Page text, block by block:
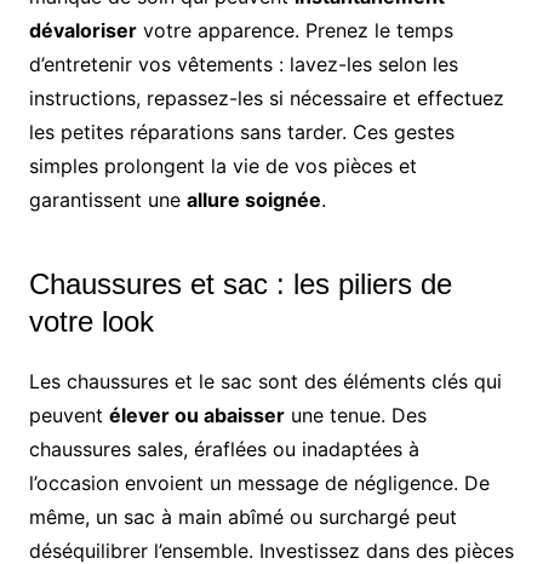
dévaloriservotre apparence. Prenez le temps
d’entretenir vos vêtements : lavez-les selon les
instructions, repassez-les si nécessaire et effectuez
les petites réparations sans tarder. Ces gestes
simples prolongent la vie de vos pièces et
garantissent une allure soignée.
Chaussures et sac : les piliers de
votre look
Les chaussures et le sac sont des éléments clés qui
peuvent élever ou abaisserune tenue. Des
chaussures sales, éraflées ou inadaptées à
l’occasion envoient un message de négligence. De
même, un sac à main abîmé ou surchargé peut
déséquilibrer l’ensemble. Investissez dans des pièces